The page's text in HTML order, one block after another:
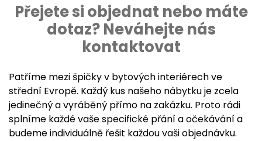
Přejete si objednat nebo máte
dotaz? Neváhejte nás
kontaktovat
Patříme mezi špičky v bytových interiérech ve
střední Evropě. Každý kus našeho nábytku je zcela
jedinečný a vyráběný přímo na zakázku. Proto rádi
splníme každé vaše specifické přání a očekávání a
budeme individuálně řešit každou vaši objednávku.